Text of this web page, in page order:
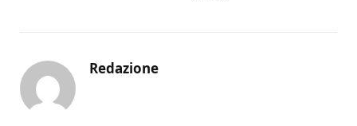
Redazione